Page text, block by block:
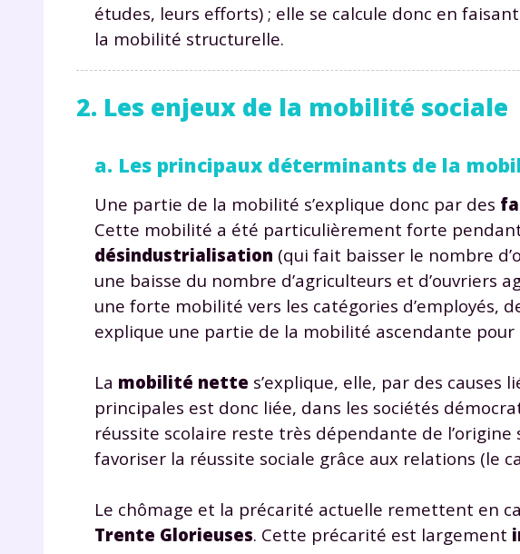
études, leurs efforts) ; elle se calcule donc en
la mobilité structurelle.
2. Les enjeux de la mobilité sociale
a. Les principaux déterminants de la
Une partie de la mobilité s’explique donc par des
Cette mobilité a été particulièrement forte
désindustrialisation (qui fait baisser le nombre
une baisse du nombre d’agriculteurs et d’ouvriers
une forte mobilité vers les catégories d’employés,
explique une partie de la mobilité ascendante pour
La mobilité nette s’explique, elle, par des causes
principales est donc liée, dans les sociétés
réussite scolaire reste très dépendante de
favoriser la réussite sociale grâce aux relations (le
Le chômage et la précarité actuelle remettent en
Trente Glorieuses. Cette précarité est largement
Testez
notre
exercices
podcasts de
Un espace
parents pour